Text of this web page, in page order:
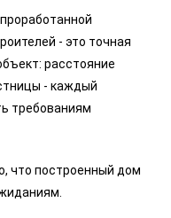
- это точная
расстояние
- каждый
требованиям
что построенный дом